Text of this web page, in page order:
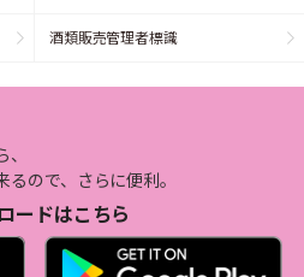
酒類販売管理者標識
ので、さらに便利。
ードはこちら